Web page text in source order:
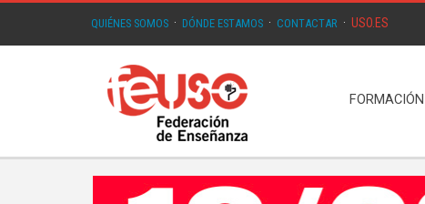
QUIÉNES SOMOS · DÓNDE ESTAMOS · CONTACTAR · USO.ES
FORMACIÓN